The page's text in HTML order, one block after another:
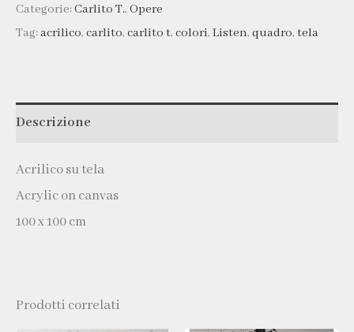
Categorie:Carlito T., Opere
Tag:acrilico, carlito, carlito t, colori, Listen, quadro, tela
Descrizione
Acrilico su tela
Acrylic on canvas
100 x 100 cm
Prodotti correlati